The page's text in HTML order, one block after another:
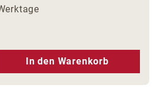
Gib den
In den Warenkorb